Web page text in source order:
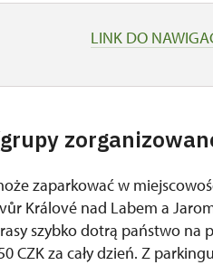
LINK DO
zaparkować w
Králové nad Labem a
szybko dotrą państwo na
CZK za cały dzień. Z